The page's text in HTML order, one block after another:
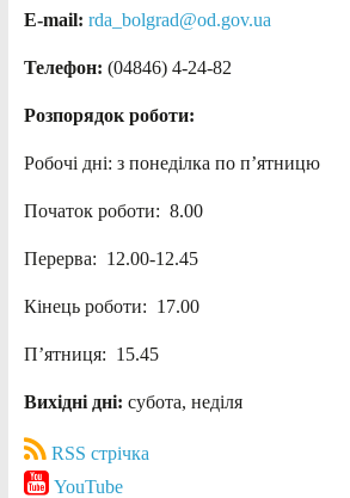
E-mail: rda_bolgrad@od.gov.ua
Телефон: (04846) 4-24-82
Розпорядок роботи:
Робочі дні: з понеділка по п’ятницю
Початок роботи: 8.00
Перерва: 12.00-12.45
Кінець роботи: 17.00
П’ятниця: 15.45
Вихідні дні: субота, неділя
RSS стрічка
YouTube